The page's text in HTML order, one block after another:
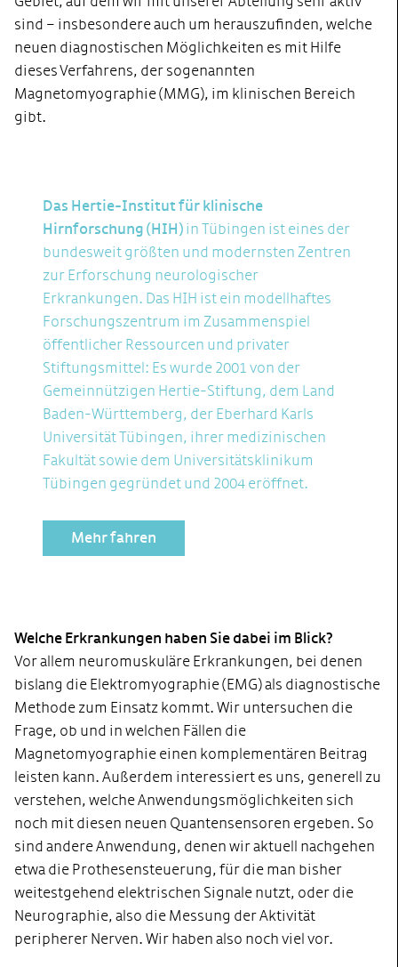
sind – insbesondere auch um herauszufinden, welche
neuen diagnostischen Möglichkeiten es mit Hilfe
dieses Verfahrens, der sogenannten
Magnetomyographie (MMG), im klinischen Bereich
gibt.
Das Hertie-Institut für klinische
Hirnforschung (HIH) in Tübingen ist eines der
bundesweit größten und modernsten Zentren
zur Erforschung neurologischer
Erkrankungen. Das HIH ist ein modellhaftes
Forschungszentrum im Zusammenspiel
öffentlicher Ressourcen und privater
Stiftungsmittel: Es wurde 2001 von der
Gemeinnützigen Hertie-Stiftung, dem Land
Baden-Württemberg, der Eberhard Karls
Universität Tübingen, ihrer medizinischen
Fakultät sowie dem Universitätsklinikum
Tübingen gegründet und 2004 eröffnet.
Mehr fahren
Welche Erkrankungen haben Sie dabei im Blick?
Vor allem neuromuskuläre Erkrankungen, bei denen
bislang die Elektromyographie (EMG) als diagnostische
Methode zum Einsatz kommt. Wir untersuchen die
Frage, ob und in welchen Fällen die
Magnetomyographie einen komplementären Beitrag
leisten kann. Außerdem interessiert es uns, generell zu
verstehen, welche Anwendungsmöglichkeiten sich
noch mit diesen neuen Quantensensoren ergeben. So
sind andere Anwendung, denen wir aktuell nachgehen
etwa die Prothesensteuerung, für die man bisher
weitestgehend elektrischen Signale nutzt, oder die
Neurographie, also die Messung der Aktivität
peripherer Nerven. Wir haben also noch viel vor.